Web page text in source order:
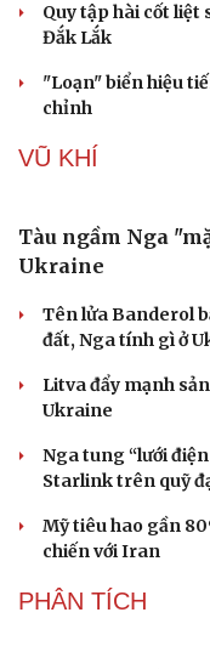
Du lịch
Tư vấn
Săn Tour
Quy tập hài cốt liệt
Đắk Lắk
"Loạn" biển hiệu
chỉnh
VŨ KHÍ
Tàu ngầm Nga
Ukraine
Tên lửa Banderol
đất, Nga tính gì ở
Litva đẩy mạnh
Ukraine
Nga tung “lưới
Starlink trên quỹ
Mỹ tiêu hao gần
chiến với Iran
PHÂN TÍCH